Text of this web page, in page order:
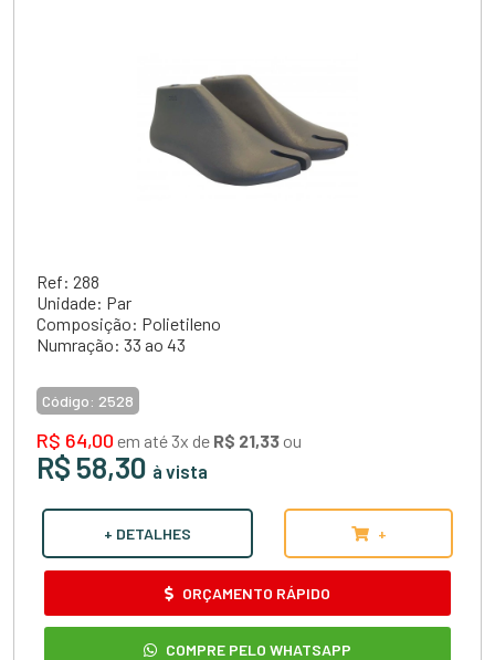
Ref: 288
Unidade: Par
Composição: Polietileno
Numração: 33 ao 43
Código: 2528
R$ 64,00 em até 3x de R$ 21,33 ou
R$ 58,30 à vista
+ DETALHES +
ORÇAMENTO RÁPIDO
COMPRE PELO WHATSAPP